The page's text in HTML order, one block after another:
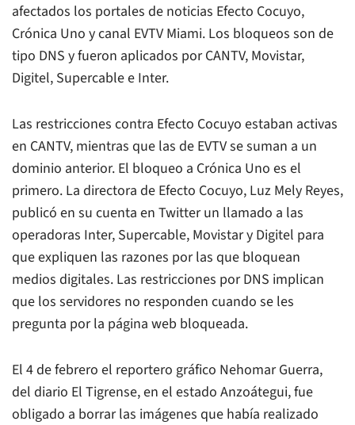
afectados los portales de noticias Efecto Cocuyo,
Crónica Uno y canal EVTV Miami. Los bloqueos son de
tipo DNS y fueron aplicados por CANTV, Movistar,
Digitel, Supercable e Inter.
Las restricciones contra Efecto Cocuyo estaban activas
en CANTV, mientras que las de EVTV se suman a un
dominio anterior. El bloqueo a Crónica Uno es el
primero. La directora de Efecto Cocuyo, Luz Mely Reyes,
publicó en su cuenta en Twitter un llamado a las
operadoras Inter, Supercable, Movistar y Digitel para
que expliquen las razones por las que bloquean
medios digitales. Las restricciones por DNS implican
que los servidores no responden cuando se les
pregunta por la página web bloqueada.
El 4 de febrero el reportero gráfico Nehomar Guerra,
del diario El Tigrense, en el estado Anzoátegui, fue
obligado a borrar las imágenes que había realizado